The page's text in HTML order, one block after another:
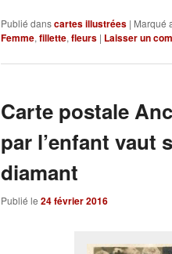
Publié danscartes illustrées | Marqué
Femme, fillette, fleurs | Laisser un
Carte postale
par l’enfant vaut
diamant
Publié le 24 février 2016